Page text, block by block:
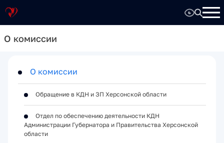
О комиссии
О комиссии
Обращение в КДН и ЗП Херсонской области
Отдел по обеспечению деятельности КДН
Администрации Губернатора и Правительства Херсонской
области